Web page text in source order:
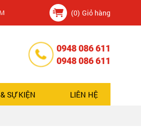
(0) Giỏ hàng
0948 086 611
0948 086 611
SỰ KIỆN LIÊN HỆ